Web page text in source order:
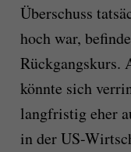
Überschuss
hoch war,
Rückgangskurs.
könnte sich
langfristig eher
in der US-